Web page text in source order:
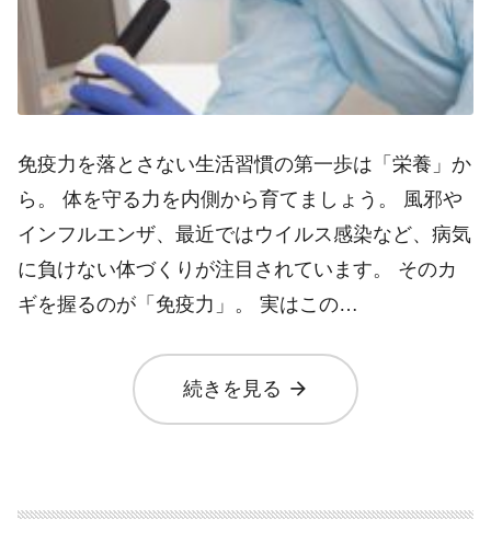
免疫力を落とさない生活習慣の第一歩は「栄養」か
ら。 体を守る力を内側から育てましょう。 風邪や
インフルエンザ、最近ではウイルス感染など、病気
に負けない体づくりが注目されています。 そのカ
ギを握るのが「免疫力」。 実はこの…
続きを見る arrow_forward